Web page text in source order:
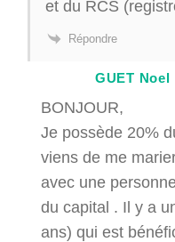
et du RCS
Répondre
GUET Noel
BONJOUR,
Je possède 20%
viens de me
avec une
du capital . Il y a
ans) qui est